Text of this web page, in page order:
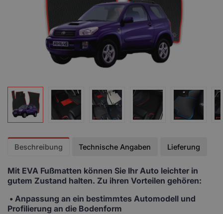
Beschreibung Technische Angaben Lieferung
Mit EVA Fußmatten können Sie Ihr Auto leichter in
gutem Zustand halten. Zu ihren Vorteilen gehören:
• Anpassung an ein bestimmtes Automodell und
Profilierung an die Bodenform